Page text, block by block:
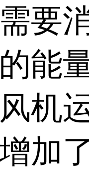
要
能
机
加